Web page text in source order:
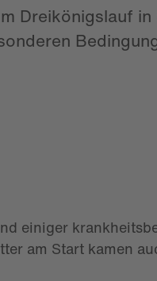
Dreikönigslauf
einiger
am Start kamen